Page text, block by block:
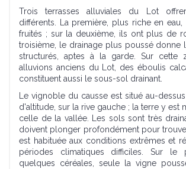
Trois terrasses alluviales du Lot
différents. La première, plus riche en
fruités ; sur la deuxième, ils ont plus de
troisième, le drainage plus poussé donne
structurés, aptes à la garde. Sur cette
alluvions anciens du Lot, des éboulis
constituent aussi le sous-sol drainant.
Le vignoble du causse est situé au-
d'altitude, sur la rive gauche ; la terre y est
celle de la vallée. Les sols sont très
doivent plonger profondément pour
est habituée aux conditions extrêmes et
périodes climatiques difficiles. Sur le
quelques céréales, seule la vigne